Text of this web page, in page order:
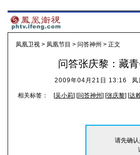
凤凰卫视 > 凤凰节目 > 问答神州 > 正文
问答张庆黎：藏
2009年04月21日 13:16 凤
相关标签： [吴小莉] [问答神州] [张庆黎] [达
请先确